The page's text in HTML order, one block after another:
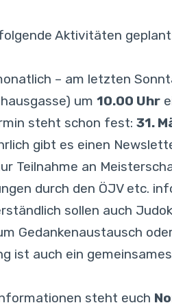
Aktivitäten
– am letzten
um 10.00 Uhr
steht schon fest: 31.
gibt es einen
Teilnahme an
durch den ÖJV etc.
sollen auch
Gedankenaustausch
ist auch ein
steht euch